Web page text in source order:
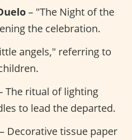
– "The Night of the
the celebration.
angels," referring to
The ritual of lighting
to lead the departed.
– Decorative tissue paper